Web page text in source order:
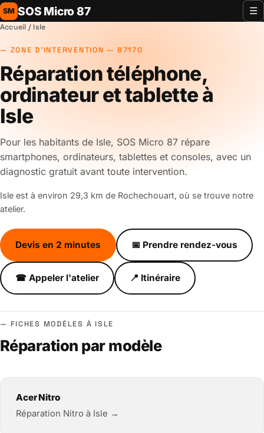
SM SOS Micro 87 ☰
Accueil / Isle
ZONE D'INTERVENTION — 87170
Réparation téléphone,
ordinateur et tablette à
Isle
Pour les habitants de Isle, SOS Micro 87 répare
smartphones, ordinateurs, tablettes et consoles, avec un
diagnostic gratuit avant toute intervention.
Isle est à environ 29,3 km de Rochechouart, où se trouve notre
atelier.
Devis en 2 minutes 📅 Prendre rendez-vous
☎ Appeler l'atelier 📍 Itinéraire
FICHES MODÈLES À ISLE
Réparation par modèle
Acer Nitro
Réparation Nitro à Isle →